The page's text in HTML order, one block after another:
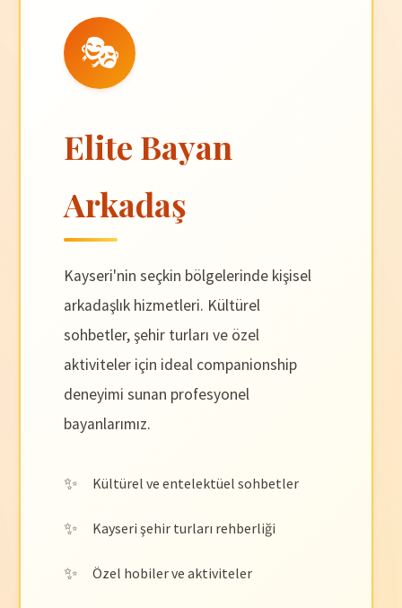
🎭
Elite Bayan
Arkadaş
Kayseri'nin seçkin bölgelerinde kişisel
arkadaşlık hizmetleri. Kültürel
sohbetler, şehir turları ve özel
aktiviteler için ideal companionship
deneyimi sunan profesyonel
bayanlarımız.
Kültürel ve entelektüel sohbetler
Kayseri şehir turları rehberliği
Özel hobiler ve aktiviteler